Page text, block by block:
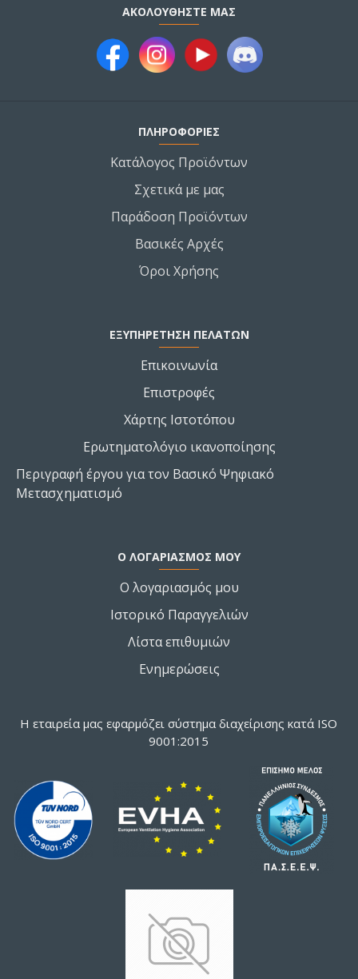
ΑΚΟΛΟΥΘΉΣΤΕ ΜΑΣ
ΠΛΗΡΟΦΟΡΙΕΣ
Κατάλογος Προϊόντων
Σχετικά με μας
Παράδοση Προϊόντων
Βασικές Αρχές
Όροι Χρήσης
ΕΞΥΠΗΡΕΤΗΣΗ ΠΕΛΑΤΩΝ
Επικοινωνία
Επιστροφές
Χάρτης Ιστοτόπου
Ερωτηματολόγιο ικανοποίησης
Περιγραφή έργου για τον Βασικό Ψηφιακό
Μετασχηματισμό
Ο ΛΟΓΑΡΙΑΣΜΌΣ ΜΟΥ
Ο λογαριασμός μου
Ιστορικό Παραγγελιών
Λίστα επιθυμιών
Ενημερώσεις
Η εταιρεία μας εφαρμόζει σύστημα διαχείρισης κατά ISO
9001:2015